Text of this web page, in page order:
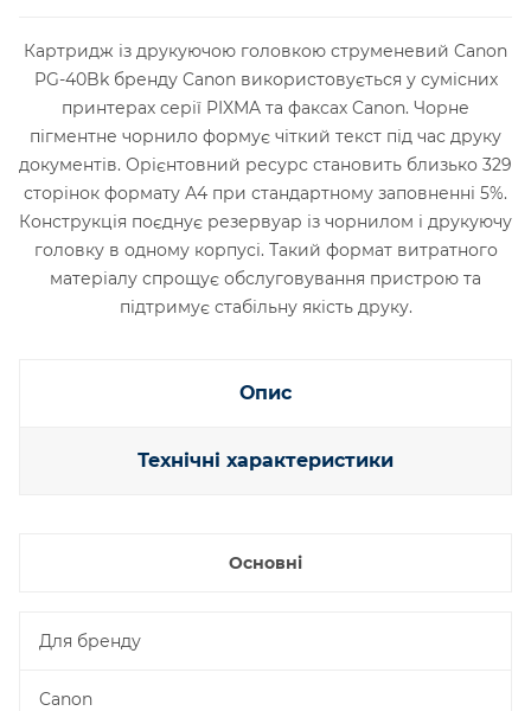
Картридж із друкуючою головкою струменевий Canon
PG-40Bk бренду Canon використовується у сумісних
принтерах серії PIXMA та факсах Canon. Чорне
пігментне чорнило формує чіткий текст під час друку
документів. Орієнтовний ресурс становить близько 329
сторінок формату А4 при стандартному заповненні 5%.
Конструкція поєднує резервуар із чорнилом і друкуючу
головку в одному корпусі. Такий формат витратного
матеріалу спрощує обслуговування пристрою та
підтримує стабільну якість друку.
Опис
Технічні характеристики
Основні
Для бренду
Canon